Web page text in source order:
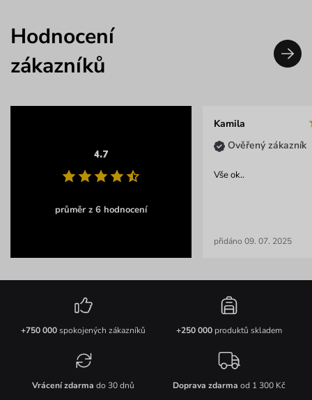
Hodnocení
zákazníků
4.7
průměr z 6 hodnocení
Kamila
Ověřený zákazník
Vše ok..
přidáno 09. 07. 2025
+750 000spokojených zákazníků +250 000produktů skladem
Vrácení zdarma do 30 dnů Doprava zdarma od 1 300 Kč